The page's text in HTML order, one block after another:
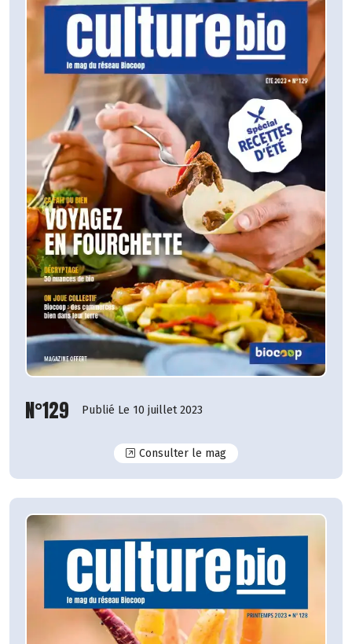
N°129 Publié Le 10 juillet 2023
Consulter le magN°129